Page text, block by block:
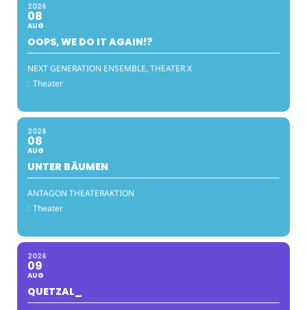
2026
08
AUG
OOPS, WE DO IT AGAIN!?
NEXT GENERATION ENSEMBLE, THEATER X
: Theater
2026
08
AUG
UNTER BÄUMEN
ANTAGON THEATERAKTION
: Theater
2026
09
AUG
QUETZAL_